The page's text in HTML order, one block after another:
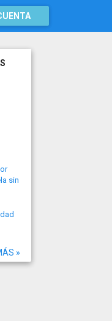
sin
»